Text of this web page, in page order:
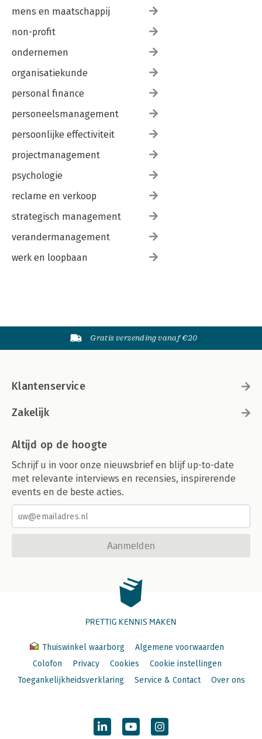
mens en maatschappij
non-profit
ondernemen
organisatiekunde
personal finance
personeelsmanagement
persoonlijke effectiviteit
projectmanagement
psychologie
reclame en verkoop
strategisch management
verandermanagement
werk en loopbaan
Gratis verzending vanaf €20
Klantenservice
Zakelijk
Altijd op de hoogte
Schrijf u in voor onze nieuwsbrief en blijf up-to-date
met relevante interviews en recensies, inspirerende
events en de beste acties.
Aanmelden
PRETTIG KENNIS MAKEN
Thuiswinkel waarborg
Algemene voorwaarden
Colofon
Privacy Cookies
Cookie instellingen
Toegankelijkheidsverklaring
Service & Contact Over ons